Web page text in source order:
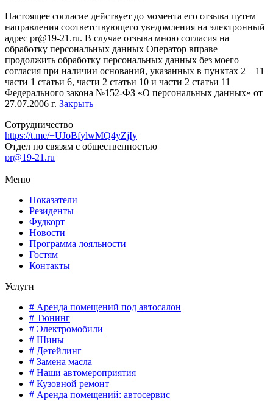
Настоящее согласие действует до момента его отзыва путем
направления соответствующего уведомления на электронный
адрес pr@19-21.ru. В случае отзыва мною согласия на
обработку персональных данных Оператор вправе
продолжить обработку персональных данных без моего
согласия при наличии оснований, указанных в пунктах 2 – 11
части 1 статьи 6, части 2 статьи 10 и части 2 статьи 11
Федерального закона №152-ФЗ «О персональных данных» от
27.07.2006 г. Закрыть
Сотрудничество
https://t.me/+UJoBfylwMQ4yZjIy
Отдел по связям с общественностью
pr@19-21.ru
Меню
Показатели
Резиденты
Фудкорт
Новости
Программа лояльности
Гостям
Контакты
Услуги
# Аренда помещений под автосалон
# Тюнинг
# Электромобили
# Шины
# Детейлинг
# Замена масла
# Наши автомероприятия
# Кузовной ремонт
# Аренда помещений: автосервис